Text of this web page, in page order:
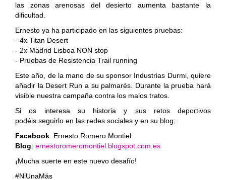
las zonas arenosas del desierto aumenta bastante la
dificultad.
Ernesto ya ha participado en las siguientes pruebas:
- 4x Titan Desert
- 2x Madrid Lisboa NON stop
- Pruebas de Resistencia Trail running
Este año, de la mano de su sponsor Industrias Durmi, quiere
añadir la Desert Run a su palmarés. Durante la prueba hará
visible nuestra campaña contra los malos tratos.
Si os interesa su historia y sus retos deportivos
podéis seguirlo en las redes sociales y en su blog:
Facebook: Ernesto Romero Montiel
Blog: ernestoromeromontiel.blogspot.com.es
¡Mucha suerte en este nuevo desafío!
#NiUnaMás